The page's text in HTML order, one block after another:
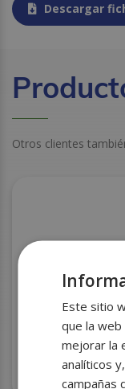
Descargar
Otros clientes
BANDEJA
Este sitio
que la
mejorar la
analíticos
campañas